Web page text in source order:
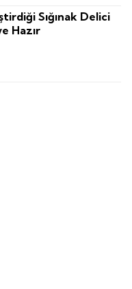
Sığınak Delici
Hazır